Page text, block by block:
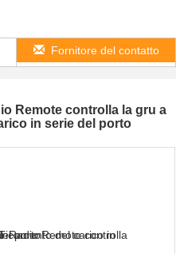
Fornitore del contatto
Remote controlla la gru a
in serie del porto